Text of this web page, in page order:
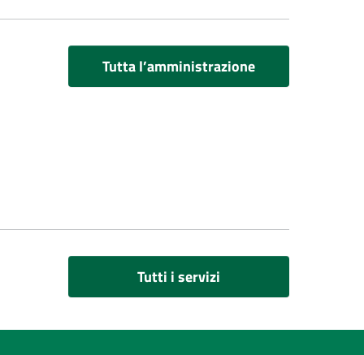
Tutta l’amministrazione
Tutti i servizi